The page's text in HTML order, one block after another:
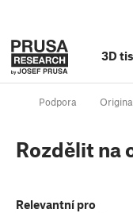
3D
Podpora
Rozdělit na
Relevantní pro